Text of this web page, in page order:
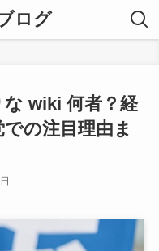
ログ
な wiki 何者？経
の注目理由ま